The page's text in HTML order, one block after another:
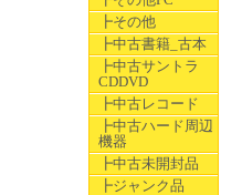
┣その他
┣中古書籍_古本
┣中古サントラ
CDDVD
┣中古レコード
┣中古ハード周辺
機器
┣中古未開封品
┣ジャンク品